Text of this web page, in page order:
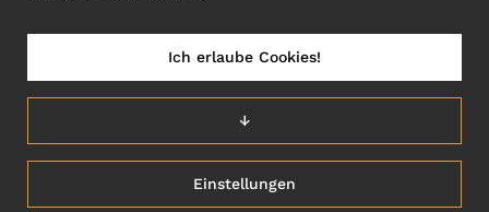
ÖSTERREICH/DEUTSCH (AT)
Einstellungen
↓
Ich erlaube Cookies!